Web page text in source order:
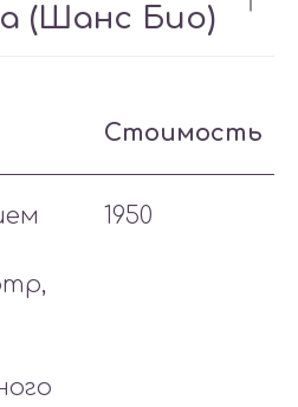
(Шанс Био)
Стоимость
1950